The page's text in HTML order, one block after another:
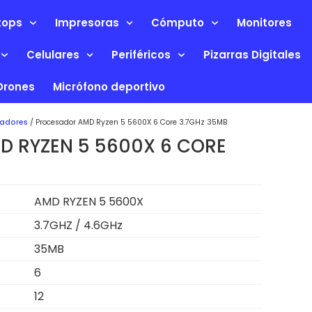
Impresoras Cómputo Monitores
Celulares Periféricos Pizarras Digitales
Micrófono deportivo
/ Procesador AMD Ryzen 5 5600X 6 Core 3.7GHz 35MB
RYZEN 5 5600X 6 CORE
AMD RYZEN 5 5600X
3.7GHZ / 4.6GHz
35MB
6
12